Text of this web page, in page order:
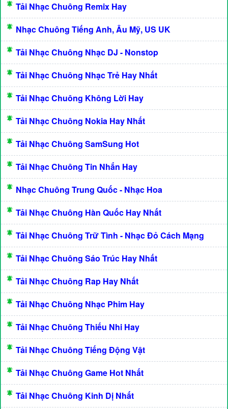
Tải Nhạc Chuông Remix Hay
Nhạc Chuông Tiếng Anh, Âu Mỹ, US UK
Tải Nhạc Chuông Nhạc DJ - Nonstop
Tải Nhạc Chuông Nhạc Trẻ Hay Nhất
Tải Nhạc Chuông Không Lời Hay
Tải Nhạc Chuông Nokia Hay Nhất
Tải Nhạc Chuông SamSung Hot
Tải Nhạc Chuông Tin Nhắn Hay
Nhạc Chuông Trung Quốc - Nhạc Hoa
Tải Nhạc Chuông Hàn Quốc Hay Nhất
Tải Nhạc Chuông Trữ Tình - Nhạc Đỏ Cách Mạng
Tải Nhạc Chuông Sáo Trúc Hay Nhất
Tải Nhạc Chuông Rap Hay Nhất
Tải Nhạc Chuông Nhạc Phim Hay
Tải Nhạc Chuông Thiếu Nhi Hay
Tải Nhạc Chuông Tiếng Động Vật
Tải Nhạc Chuông Game Hot Nhất
Tải Nhạc Chuông Kinh Dị Nhất